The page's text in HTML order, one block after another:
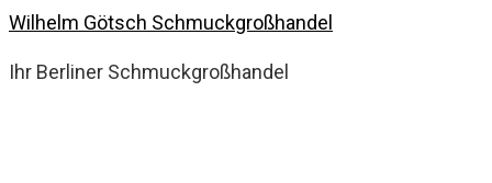
Wilhelm Götsch Schmuckgroßhandel
Ihr Berliner Schmuckgroßhandel